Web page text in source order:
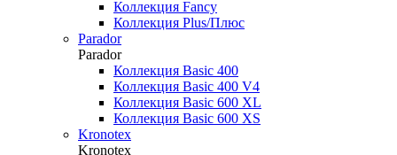
Коллекция Fancy
Коллекция Plus/Плюс
Parador
Parador
Коллекция Basic 400
Коллекция Basic 400 V4
Коллекция Basic 600 ХL
Коллекция Basic 600 ХS
Kronotex
Kronotex